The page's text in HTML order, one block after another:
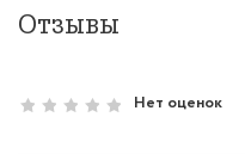
Отзывы
Нет оценок